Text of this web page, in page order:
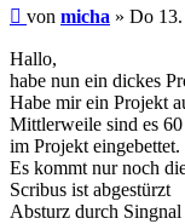
Beitrag
von micha » Do
Hallo,
habe nun ein dickes
Habe mir ein Projekt
Mittlerweile sind es
im Projekt
Es kommt nur noch
Scribus ist abgestürzt
Absturz durch Singnal